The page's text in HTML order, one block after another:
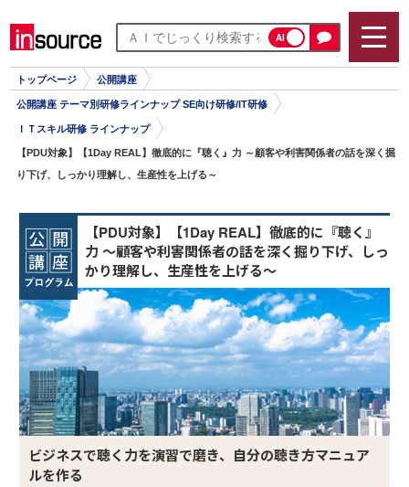
AI
トップページ 公開講座
公開講座 テーマ別研修ラインナップ SE向け研修/IT研修
ＩＴスキル研修 ラインナップ
【PDU対象】【1Day REAL】徹底的に『聴く』力 ～顧客や利害関係者の話を深く掘
り下げ、しっかり理解し、生産性を上げる～
【PDU対象】【1Day REAL】徹底的に『聴く』
力 ～顧客や利害関係者の話を深く掘り下げ、しっ
かり理解し、生産性を上げる～
ビジネスで聴く力を演習で磨き、自分の聴き方マニュア
ルを作る